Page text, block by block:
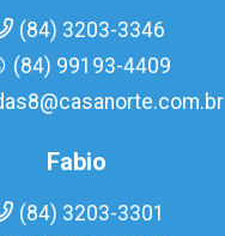
(84) 3203-3346
(84) 99193-4409
Fabio
(84) 3203-3301